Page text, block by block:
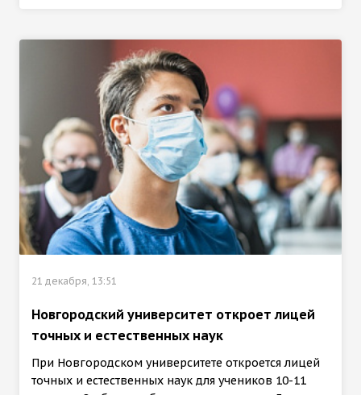
21 декабря, 13:51
Новгородский университет откроет лицей
точных и естественных наук
При Новгородском университете откроется лицей
точных и естественных наук для учеников 10-11